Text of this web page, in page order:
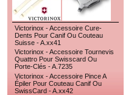
Victorinox - Accessoire Cure-
Dents Pour Canif Ou Couteau
Suisse - A.xx41
Victorinox - Accessoire Tournevis
Quattro Pour Swisscard Ou
Porte-Clés - A.7235
Victorinox - Accessoire Pince A
Épiler Pour Couteau Canif Ou
SwissCard - A.xx42